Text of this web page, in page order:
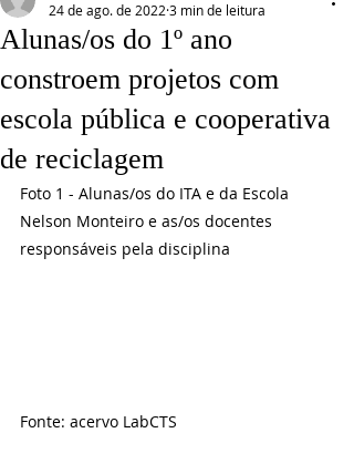
Alunas/os do 1º ano
constroem projetos com
escola pública e cooperativa
de reciclagem
24 de ago. de 2022 3 min de leitura
Foto 1 - Alunas/os do ITA e da Escola
Nelson Monteiro e as/os docentes
responsáveis pela disciplina
Fonte: acervo LabCTS